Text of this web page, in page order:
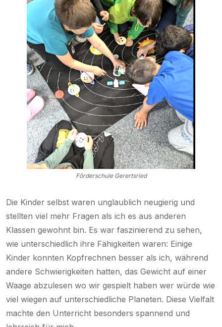
Förderschule Gerertsried
Die Kinder selbst waren unglaublich neugierig und
stellten viel mehr Fragen als ich es aus anderen
Klassen gewohnt bin. Es war faszinierend zu sehen,
wie unterschiedlich ihre Fähigkeiten waren: Einige
Kinder konnten Kopfrechnen besser als ich, während
andere Schwierigkeiten hatten, das Gewicht auf einer
Waage abzulesen wo wir gespielt haben wer würde wie
viel wiegen auf unterschiedliche Planeten. Diese Vielfalt
machte den Unterricht besonders spannend und